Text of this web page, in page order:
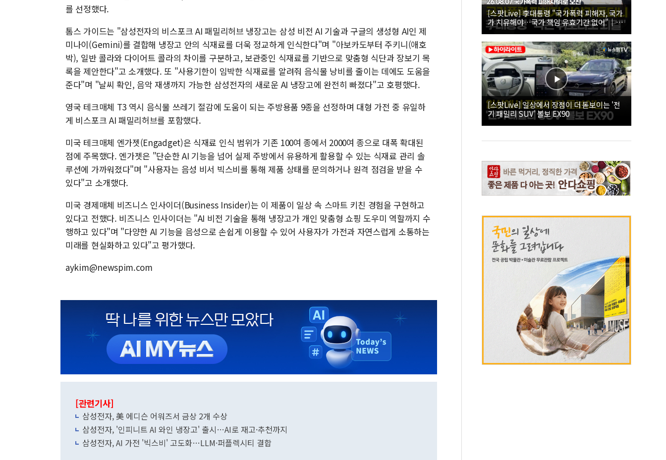
를 선정했다.
톰스 가이드는 "삼성전자의 비스포크 AI 패밀리허브 냉장고는 삼성 비전 AI 기술과 구글의 생성형 AI인 제
미나이(Gemini)를 결합해 냉장고 안의 식재료를 더욱 정교하게 인식한다"며 "아보카도부터 주키니(애호
박), 일반 콜라와 다이어트 콜라의 차이를 구분하고, 보관중인 식재료를 기반으로 맞춤형 식단과 장보기 목
록을 제안한다"고 소개했다. 또 "사용기한이 임박한 식재료를 알려줘 음식물 낭비를 줄이는 데에도 도움을
준다"며 "날씨 확인, 음악 재생까지 가능한 삼성전자의 새로운 AI 냉장고에 완전히 빠졌다"고 호평했다.
영국 테크매체 T3 역시 음식물 쓰레기 절감에 도움이 되는 주방용품 9종을 선정하며 대형 가전 중 유일하
게 비스포크 AI 패밀리허브를 포함했다.
미국 테크매체 엔가젯(Engadget)은 식재료 인식 범위가 기존 100여 종에서 2000여 종으로 대폭 확대된
점에 주목했다. 엔가젯은 "단순한 AI 기능을 넘어 실제 주방에서 유용하게 활용할 수 있는 식재료 관리 솔
루션에 가까워졌다"며 "사용자는 음성 비서 빅스비를 통해 제품 상태를 문의하거나 원격 점검을 받을 수
있다"고 소개했다.
미국 경제매체 비즈니스 인사이더(Business Insider)는 이 제품이 일상 속 스마트 키친 경험을 구현하고
있다고 전했다. 비즈니스 인사이더는 "AI 비전 기술을 통해 냉장고가 개인 맞춤형 쇼핑 도우미 역할까지 수
행하고 있다"며 "다양한 AI 기능을 음성으로 손쉽게 이용할 수 있어 사용자가 가전과 자연스럽게 소통하는
미래를 현실화하고 있다"고 평가했다.
aykim@newspim.com
[관련기사]
삼성전자, 美 에디슨 어워즈서 금상 2개 수상
삼성전자, '인피니트 AI 와인 냉장고' 출시…AI로 재고·추천까지
삼성전자, AI 가전 '빅스비' 고도화…LLM·퍼플렉시티 결합
[스팟Live] 李대통령 "국가폭력 피해자, 국가
가 치유해야…국가 책임 유효기간 없어"｜
26.08.07 국가폭력 피해자 위로 오찬
[스팟Live] 일상에서 장점이 더 돋보이는 '전
기 패밀리 SUV' 볼보 EX90